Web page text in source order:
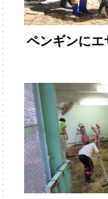
ペンギンにエ